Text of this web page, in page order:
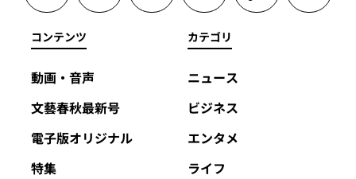
コンテンツ
動画・音声
文藝春秋最新号
電子版オリジナル
特集
カテゴリ
ニュース
ビジネス
エンタメ
ライフ